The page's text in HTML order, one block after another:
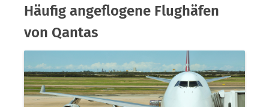
Häufig angeflogene Flughäfen
von Qantas